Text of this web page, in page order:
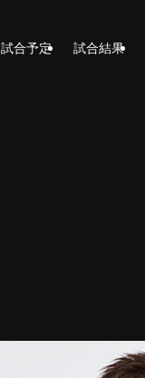
試合予定 試合結果